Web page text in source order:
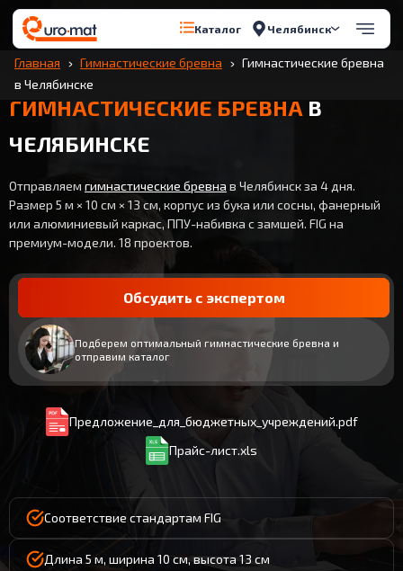
Каталог Челябинск
Главная Гимнастические бревна
Гимнастические бревна
в Челябинске
ГИМНАСТИЧЕСКИЕ БРЕВНА В
ЧЕЛЯБИНСКЕ
Отправляем гимнастические бревна в Челябинск за 4 дня.
Размер 5 м × 10 см × 13 см, корпус из бука или сосны, фанерный
или алюминиевый каркас, ППУ-набивка с замшей. FIG на
премиум-модели. 18 проектов.
Обсудить с экспертом
Подберем оптимальный гимнастические бревна и
отправим каталог
Предложение_для_бюджетных_учреждений.pdf
Прайс-лист.xls
Соответствие стандартам FIG
Длина 5 м, ширина 10 см, высота 13 см